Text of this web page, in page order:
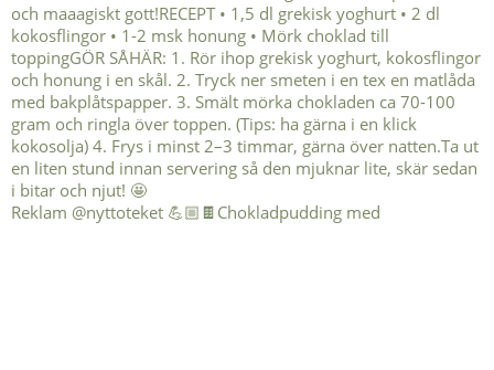
Reklam @nyttoteket 💪🏼🍫Chokladpudding med